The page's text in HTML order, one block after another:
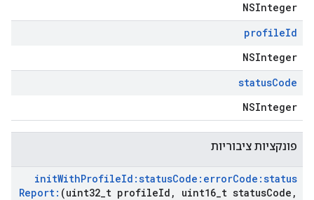
NSInteger
profileId
NSInteger
statusCode
NSInteger
פונקציות ציבוריות
initWithProfileId:statusCode:errorCode:status
Report: (uint32 t profileId , uint16 t statusCode ,